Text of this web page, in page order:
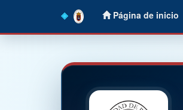
Página de inicio